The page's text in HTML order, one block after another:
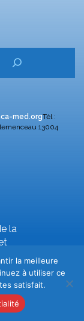
med.orgTél :
13004
la
la meilleure
à utiliser ce
satisfait.